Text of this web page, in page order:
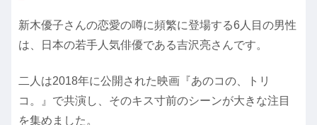
新木優子さんの恋愛の噂に頻繁に登場する6人目の男性
は、日本の若手人気俳優である吉沢亮さんです。
二人は2018年に公開された映画『あのコの、トリ
コ。』で共演し、そのキス寸前のシーンが大きな注目
を集めました。